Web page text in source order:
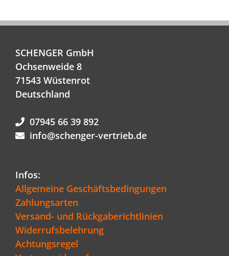
SCHENGER GmbH
Ochsenweide 8
71543 Wüstenrot
Deutschland
07945 66 39 892
info@schenger-vertrieb.de
Infos:
Allgemeine Geschäftsbedingungen
Zahlungsarten
Versand- und Rückgaberichtlinien
Widerrufsbelehrung
Achtungsregel